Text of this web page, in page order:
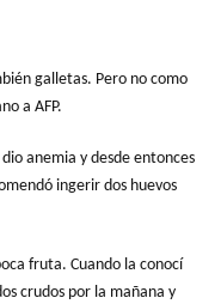
galletas. Pero no como
a AFP.
anemia y desde entonces
ingerir dos huevos
fruta. Cuando la conocí
crudos por la mañana y